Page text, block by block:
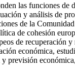
las funciones de
y análisis de
de la
de cohesión
de recuperación
económica,
previsión